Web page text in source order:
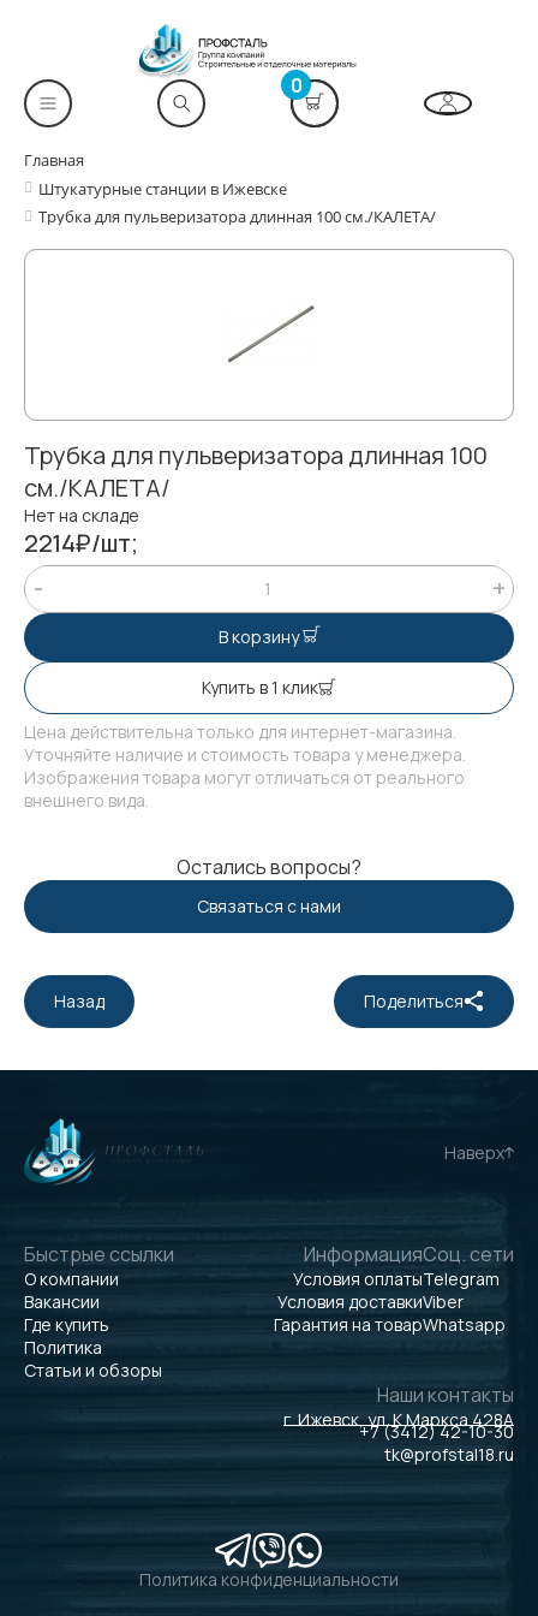
0
Главная
Штукатурные станции в Ижевске
Трубка для пульверизатора длинная 100 см./КАЛЕТА/
Трубка для пульверизатора длинная 100
см./КАЛЕТА/
Нет на складе
2214₽/шт;
В корзину
Купить в 1 клик
Цена действительна только для интернет-магазина.
Уточняйте наличие и стоимость товара у менеджера.
Изображения товара могут отличаться от реального
внешнего вида.
Остались вопросы?
Связаться с нами
Назад Поделиться
Наверх
Быстрые ссылки
О компании
Вакансии
Где купить
Политика
Статьи и обзоры
Информация
Условия оплаты
Условия доставки
Гарантия на товар
Соц. сети
Telegram
Viber
Whatsapp
Наши контакты
г. Ижевск, ул. К.Маркса 428А
+7 (3412) 42-10-30
tk@profstal18.ru
Политика конфиденциальности